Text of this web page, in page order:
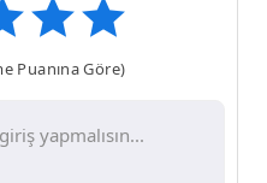
Puanına Göre)